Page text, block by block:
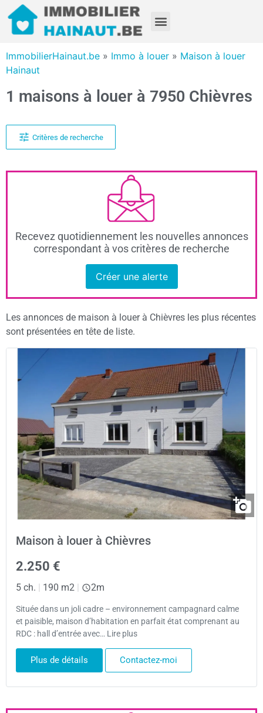
ImmobilierHainaut.be » Immo à louer » Maison à louer
Hainaut
1 maisons à louer à 7950 Chièvres
Critères de recherche
Recevez quotidiennement les nouvelles annonces
correspondant à vos critères de recherche
Créer une alerte
Les annonces de maison à louer à Chièvres les plus récentes
sont présentées en tête de liste.
Maison à louer à Chièvres
2.250 €
5 ch. | 190 m2 | 2m
Située dans un joli cadre – environnement campagnard calme
et paisible, maison d’habitation en parfait état comprenant au
RDC : hall d’entrée avec… Lire plus
Plus de détails Contactez-moi